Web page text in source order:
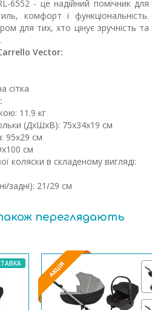
6552 - це надійний помічник для
комфорт і функціональність.
для тих, хто цінує зручність та
Vector:
сітка
11.9 кг
(ДxШxВ): 75x34x19 см
95х29 см
см
коляски в складеному вигляді:
задні): 21/29 см
переглядають